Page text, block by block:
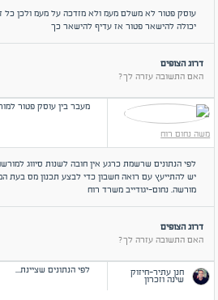
עוסק פטור לא משלם מעמ ולא מזדכה על מעמ ולכן
יכולה להישאר פטור אז עדיף להישאר כך
דרוג הצופים
האם התשובה עזרה לך?
משה נחום רוח
מעבר בין עוסק פטור
לפי הנתונים שרשמת כרגע אין חובה לשנות סיווג
יש להתייעץ עם רואה חשבון כדי לבצע תכנון מס בעת
מורשה. נחום-יגודייב משרד רוח
דרוג הצופים
האם התשובה עזרה לך?
חנן עתיר-חיזוק
שינה וזכרון
לפי הנתונים שציינת...